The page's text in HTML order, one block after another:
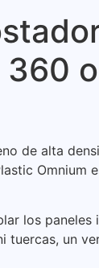
360
de alta
Omnium
los paneles
tuercas, un